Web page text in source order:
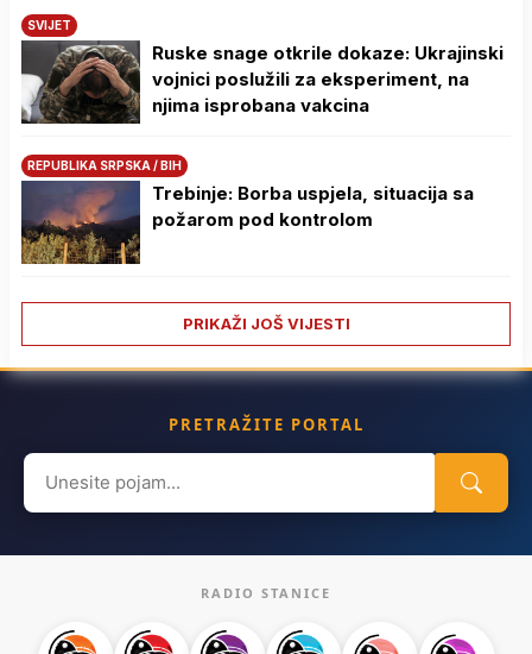
SVIJET
Ruske snage otkrile dokaze: Ukrajinski
vojnici poslužili za eksperiment, na
njima isprobana vakcina
REPUBLIKA SRPSKA / BIH
Trebinje: Borba uspjela, situacija sa
požarom pod kontrolom
PRIKAŽI JOŠ VIJESTI
PRETRAŽITE PORTAL
Search
for:
RADIO STANICE